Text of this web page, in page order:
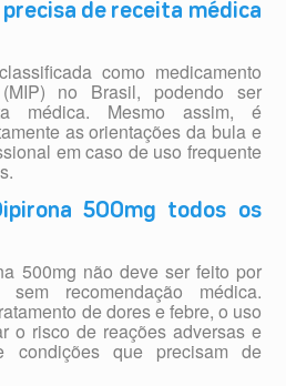
de receita médica
como medicamento
no Brasil, podendo ser
médica. Mesmo assim, é
as orientações da bula e
em caso de uso frequente
500mg todos os
500mg não deve ser feito por
sem recomendação médica.
de dores e febre, o uso
o risco de reações adversas e
condições que precisam de